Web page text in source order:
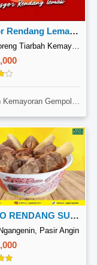
Naagor Rendang Lemak Pedas
Nasi Goreng Tiarbah Kemayora
Gempol RT 02 RW 08 No 19
BAKSO RENDANG SUPER JUMBO
Pasir Angin